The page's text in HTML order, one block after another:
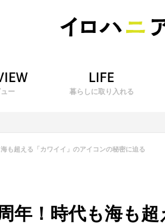
ー 暮らしに取り入れる
も超える「カワイイ」のアイコンの秘密に迫る
年！時代も海も超